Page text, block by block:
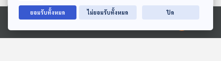
Ⓒ 2020 องค์การกระจายเสียงและแพร่ภาพสาธารณะแห่งประเทศไทย
ตอนที่เกี่ยวข้อง
ยอมรับทั้งหมด ไม่ยอมรับทั้งหมด ปิด